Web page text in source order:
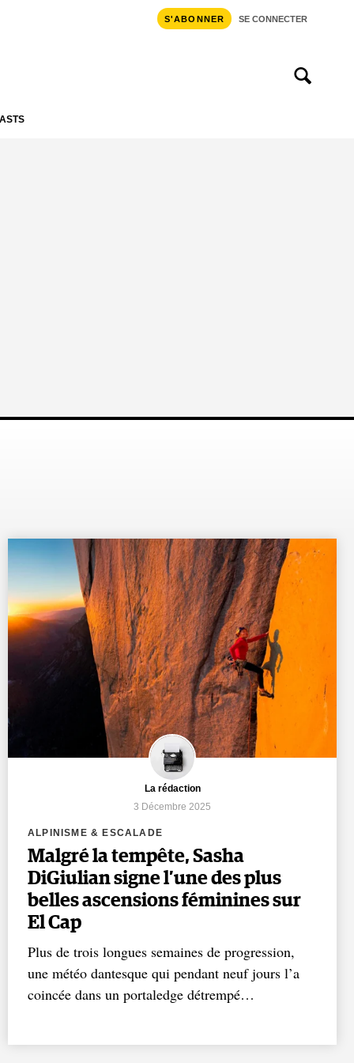
S'ABONNER SE CONNECTER
La rédaction
3 Décembre 2025
ALPINISME & ESCALADE
Malgré la tempête, Sasha
DiGiulian signe l’une des plus
belles ascensions féminines sur
El Cap
Plus de trois longues semaines de progression,
une météo dantesque qui pendant neuf jours l’a
coincée dans un portaledge détrempé…